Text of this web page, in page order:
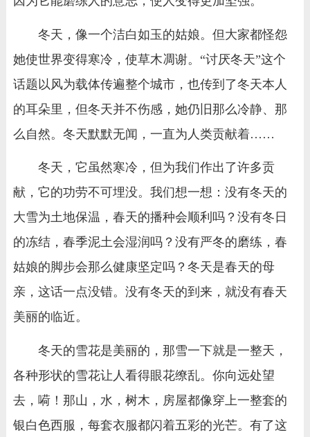
冬天，像一个洁白如玉的姑娘。但大家都怪怨
她使世界变得寒冷，使草木凋谢。“讨厌冬天”这个
话题以风为载体传遍整个城市，也传到了冬天本人
的耳朵里，但冬天并不伤感，她仍旧那么冷静、那
么自然。冬天默默无闻，一直为人类贡献着……
冬天，它虽然寒冷，但为我们作出了许多贡
献，它的功劳不可埋没。我们想一想：没有冬天的
大雪为土地保温，春天的播种会顺利吗？没有冬日
的冻结，春季泥土会湿润吗？没有严冬的磨练，春
姑娘的脚步会那么健康坚定吗？冬天是春天的母
亲，这话一点没错。没有冬天的到来，就没有春天
美丽的临近。
冬天的雪花是美丽的，那雪一下就是一整天，
各种形状的雪花让人看得眼花缭乱。你向远处望
去，嗬！那山，水，树木，房屋都像穿上一整套的
银白色西服，每套衣服都闪着五彩的光芒。有了这